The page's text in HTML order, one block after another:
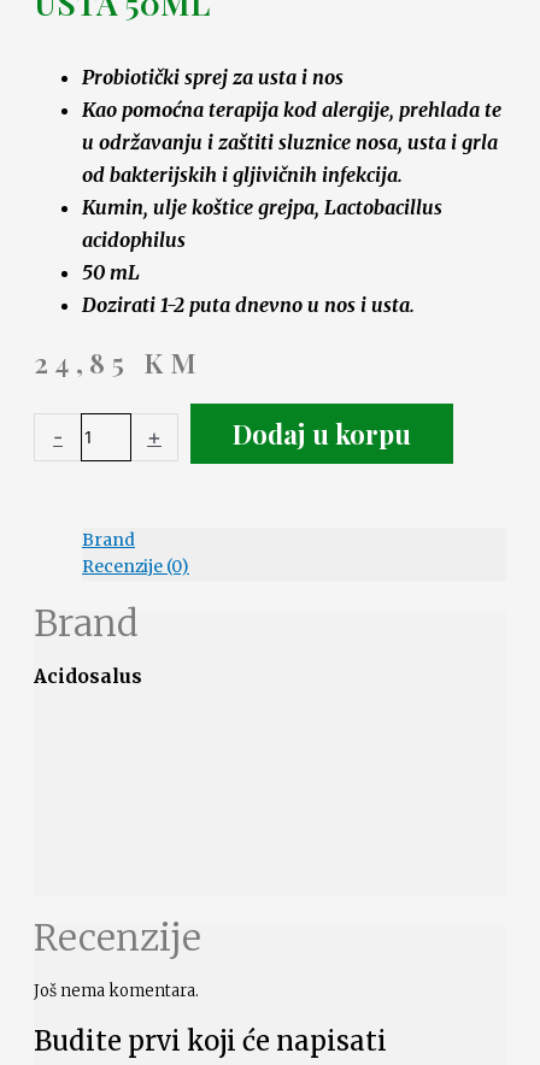
Probiotički sprej za usta i nos
Kao pomoćna terapija kod alergije, prehlada te
u održavanju i zaštiti sluznice nosa, usta i grla
od bakterijskih i gljivičnih infekcija.
Kumin, ulje koštice grejpa, Lactobacillus
acidophilus
50 mL
Dozirati 1-2 puta dnevno u nos i usta.
24,85 KM
- + Dodaj u korpu
Brand
Recenzije (0)
Brand
Acidosalus
Recenzije
Još nema komentara.
Budite prvi koji će napisati